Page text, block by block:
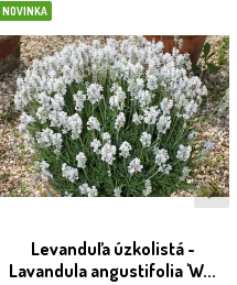
NOVINKA
Levanduľa úzkolistá -
Lavandula angustifolia 'W...